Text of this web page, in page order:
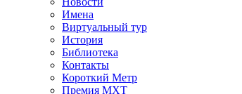
Имена
Виртуальный тур
История
Библиотека
Контакты
Короткий Метр
Премия МХТ